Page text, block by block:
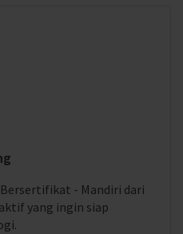
- Mandiri dari
yang ingin siap